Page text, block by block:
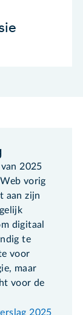
2025
vorig
aan zijn
digitaal
te
voor
maar
voor de
2025